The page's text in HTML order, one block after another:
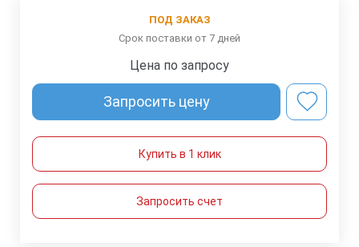
ПОД ЗАКАЗ
Срок поставки от 7 дней
Цена по запросу
Запросить цену
Купить в 1 клик
Запросить счет